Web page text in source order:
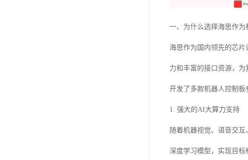
一、为什么选择海思作为
海思作为国内领先的芯
力和丰富的接口资源，
开发了多款机器人控制板
1. 强大的AI大算力支持
随着机器视觉、语音交
深度学习模型，实现目